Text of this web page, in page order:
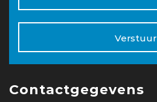
Verstuur
Contactgegevens